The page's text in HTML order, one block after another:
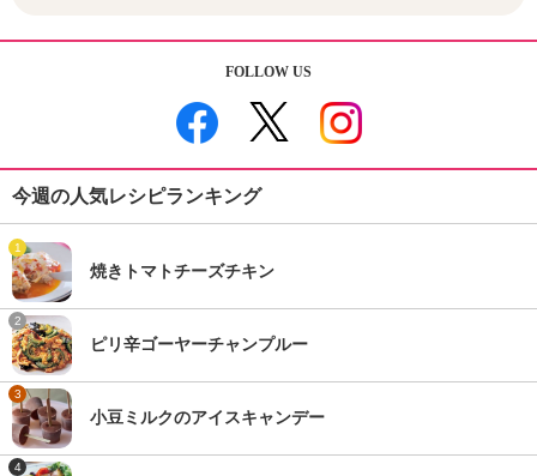
FOLLOW US
今週の人気レシピランキング
1
焼きトマトチーズチキン
2
ピリ辛ゴーヤーチャンプルー
3
小豆ミルクのアイスキャンデー
4